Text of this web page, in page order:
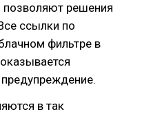
позволяют решения
ссылки по
фильтре в
предупреждение.
в так